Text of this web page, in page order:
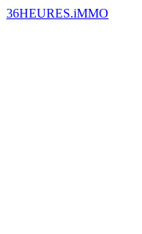
36HEURES.iMMO